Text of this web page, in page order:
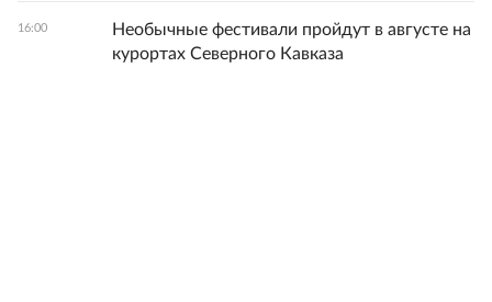
16:00
Необычные фестивали пройдут в августе на
курортах Северного Кавказа